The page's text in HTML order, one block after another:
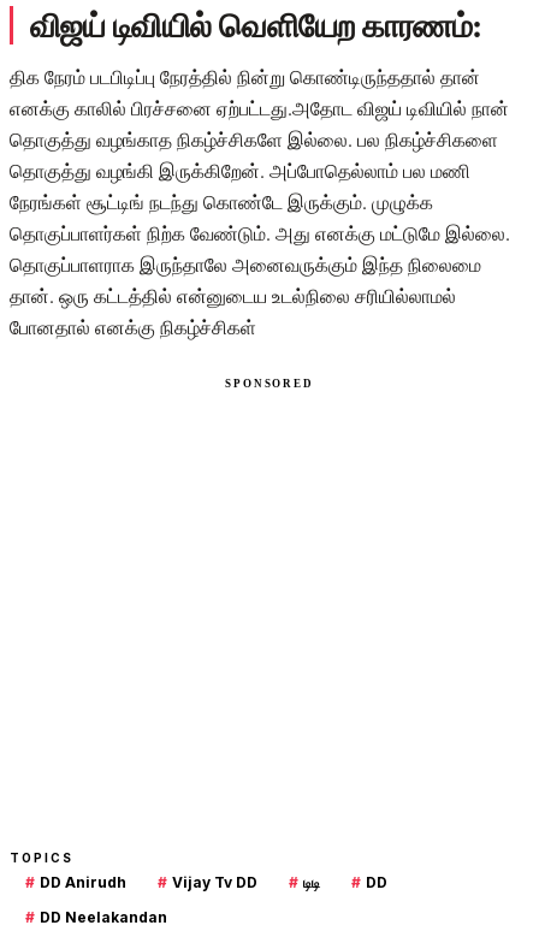
விஜய் டிவியில் வெளியேற காரணம்:
திக நேரம் படபிடிப்பு நேரத்தில் நின்று கொண்டிருந்ததால் தான்
எனக்கு காலில் பிரச்சனை ஏற்பட்டது.அதோட விஜய் டிவியில் நான்
தொகுத்து வழங்காத நிகழ்ச்சிகளே இல்லை. பல நிகழ்ச்சிகளை
தொகுத்து வழங்கி இருக்கிறேன். அப்போதெல்லாம் பல மணி
நேரங்கள் சூட்டிங் நடந்து கொண்டே இருக்கும். முழுக்க
தொகுப்பாளர்கள் நிற்க வேண்டும். அது எனக்கு மட்டுமே இல்லை.
தொகுப்பாளராக இருந்தாலே அனைவருக்கும் இந்த நிலைமை
தான். ஒரு கட்டத்தில் என்னுடைய உடல்நிலை சரியில்லாமல்
போனதால் எனக்கு நிகழ்ச்சிகள்
TOPICS
# DD Anirudh # Vijay Tv DD # டிடி # DD
# DD Neelakandan